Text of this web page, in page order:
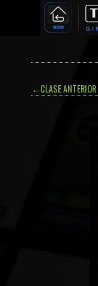
←CLASE ANTERIOR